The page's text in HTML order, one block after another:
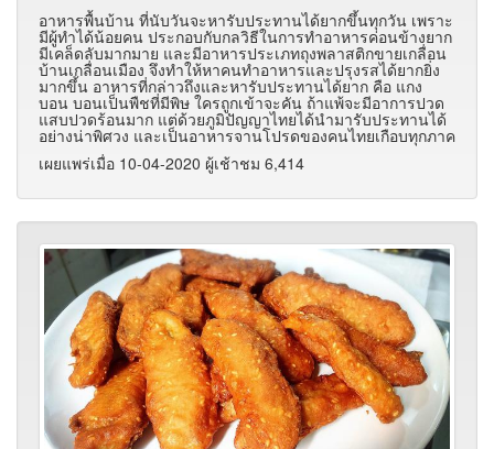
อาหารพื้นบ้าน ที่นับวันจะหารับประทานได้ยากขึ้นทุกวัน เพราะ
มีผู้ทำได้น้อยคน ประกอบกับกลวิธีในการทำอาหารค่อนข้างยาก
มีเคล็ดลับมากมาย และมีอาหารประเภทถุงพลาสติกขายเกลื่อน
บ้านเกลื่อนเมือง จึงทำให้หาคนทำอาหารและปรุงรสได้ยากยิ่ง
มากขึ้น อาหารที่กล่าวถึงและหารับประทานได้ยาก คือ แกง
บอน บอนเป็นพืชที่มีพิษ ใครถูกเข้าจะคัน ถ้าแพ้จะมีอาการปวด
แสบปวดร้อนมาก แต่ด้วยภูมิปัญญาไทยได้นำมารับประทานได้
อย่างน่าพิศวง และเป็นอาหารจานโปรดของคนไทยเกือบทุกภาค
เผยแพร่เมื่อ 10-04-2020 ผู้เช้าชม 6,414